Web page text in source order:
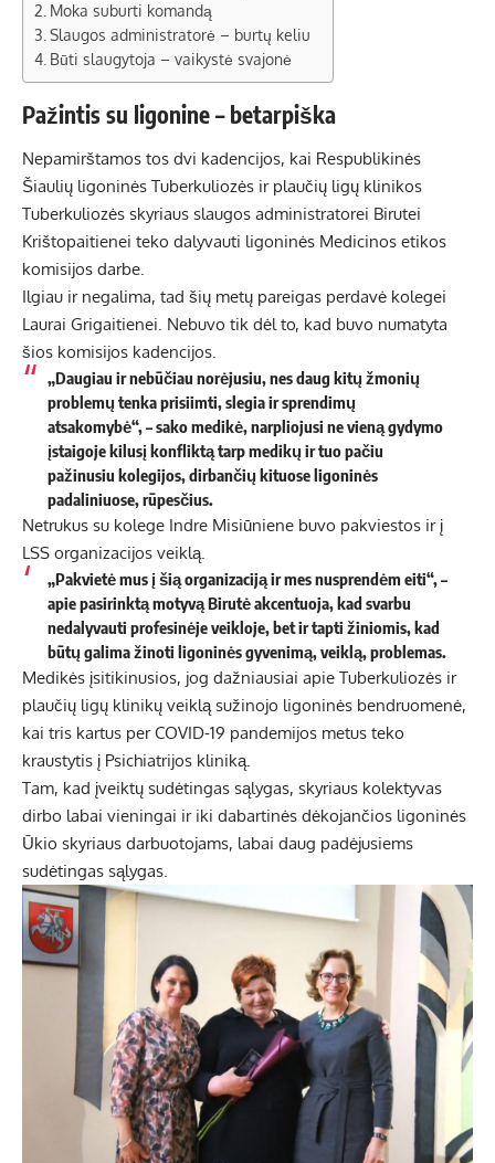
Moka suburti komandą
Slaugos administratorė – burtų keliu
Būti slaugytoja – vaikystė svajonė
Pažintis su ligonine – betarpiška
Nepamirštamos tos dvi kadencijos, kai Respublikinės
Šiaulių ligoninės Tuberkuliozės ir plaučių ligų klinikos
Tuberkuliozės skyriaus slaugos administratorei Birutei
Krištopaitienei teko dalyvauti ligoninės Medicinos etikos
komisijos darbe.
Ilgiau ir negalima, tad šių metų pareigas perdavė kolegei
Laurai Grigaitienei. Nebuvo tik dėl to, kad buvo numatyta
šios komisijos kadencijos.
„Daugiau ir nebūčiau norėjusiu, nes daug kitų žmonių
problemų tenka prisiimti, slegia ir sprendimų
atsakomybė“, – sako medikė, narpliojusi ne vieną gydymo
įstaigoje kilusį konfliktą tarp medikų ir tuo pačiu
pažinusiu kolegijos, dirbančių kituose ligoninės
padaliniuose, rūpesčius.
Netrukus su kolege Indre Misiūniene buvo pakviestos ir į
LSS organizacijos veiklą.
„Pakvietė mus į šią organizaciją ir mes nusprendėm eiti“, –
apie pasirinktą motyvą Birutė akcentuoja, kad svarbu
nedalyvauti profesinėje veikloje, bet ir tapti žiniomis, kad
būtų galima žinoti ligoninės gyvenimą, veiklą, problemas.
Medikės įsitikinusios, jog dažniausiai apie Tuberkuliozės ir
plaučių ligų klinikų veiklą sužinojo ligoninės bendruomenė,
kai tris kartus per COVID-19 pandemijos metus teko
kraustytis į Psichiatrijos kliniką.
Tam, kad įveiktų sudėtingas sąlygas, skyriaus kolektyvas
dirbo labai vieningai ir iki dabartinės dėkojančios ligoninės
Ūkio skyriaus darbuotojams, labai daug padėjusiems
sudėtingas sąlygas.